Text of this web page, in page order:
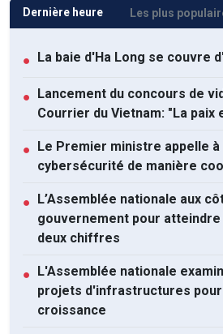
Dernière heure Les plus
● La baie d'Ha Long se couvre
● Lancement du concours de
Courrier du Vietnam: "La paix
● Le Premier ministre appelle
cybersécurité de manière
● L’Assemblée nationale aux
gouvernement pour
deux chiffres
● L'Assemblée nationale
projets d'infrastructures
croissance